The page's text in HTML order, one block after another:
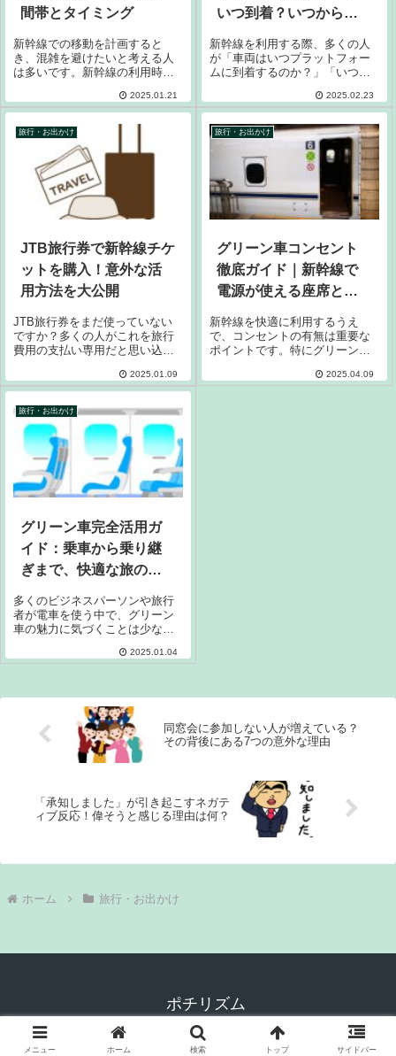
間帯とタイミング
新幹線での移動を計画すると
き、混雑を避けたいと考える人
は多いです。新幹線の利用時期
特に通勤時間帯や観光シーズン
には座席が取りにくくなること
があります。しかし、適切な時
間帯や期間を選ぶことで、快適
な旅を楽しむことが...
2025.01.21
いつ到着？いつから乗
新幹線を利用する際、多くの人
が「車両はいつプラットフォー
ムに到着するのか？」「いつか
思うことがあります。新幹線の
到着時間や乗車開始時刻は、駅
や路線によって異なるため、乗
車前にこれらの情報を把握して
おくと安心です。...
2025.02.23
旅行・お出かけ
JTB旅行券で新幹線チケ
ットを購入！意外な活
用方法を大公開
JTB旅行券をまだ使っていない
ですか？多くの人がこれを旅行
費用の支払い専用だと思い込ん
使い方ができるのです。たとえ
ば、新幹線チケットの購入にも
使用できます。これまで「旅行
計画がないから使う機会がな
い」と思っていた...
2025.01.09
旅行・お出かけ
グリーン車コンセント
徹底ガイド｜新幹線で
電源が使える座席と設
新幹線を快適に利用するうえ
で、コンセントの有無は重要な
ポイントです。特にグリーン車
ートフォンやパソコンを使う人
2025.04.09
旅行・お出かけ
グリーン車完全活用ガ
イド：乗車から乗り継
ぎまで、快適な旅のコ
多くのビジネスパーソンや旅行
者が電車を使う中で、グリーン
車の魅力に気づくことは少なく
快適さから多くの利用者に愛さ
もしれません。実際に私が最近
行った東京から大...
2025.01.04
同窓会に参加しない人が増えている？
その背後にある7つの意外な理由
「承知しました」が引き起こすネガテ
ィブ反応！偉そうと感じる理由は何？
ホーム 旅行・お出かけ
ポチリズム
© 2024 ポチリズム.
メニュー ホーム 検索 トップ サイドバー